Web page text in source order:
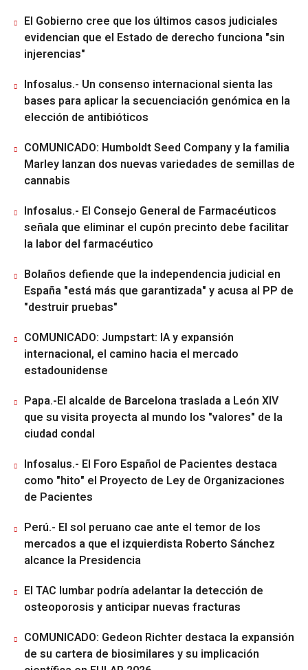
El Gobierno cree que los últimos casos judiciales
evidencian que el Estado de derecho funciona "sin
injerencias"
Infosalus.- Un consenso internacional sienta las
bases para aplicar la secuenciación genómica en la
elección de antibióticos
COMUNICADO: Humboldt Seed Company y la familia
Marley lanzan dos nuevas variedades de semillas de
cannabis
Infosalus.- El Consejo General de Farmacéuticos
señala que eliminar el cupón precinto debe facilitar
la labor del farmacéutico
Bolaños defiende que la independencia judicial en
España "está más que garantizada" y acusa al PP de
"destruir pruebas"
COMUNICADO: Jumpstart: IA y expansión
internacional, el camino hacia el mercado
estadounidense
Papa.-El alcalde de Barcelona traslada a León XIV
que su visita proyecta al mundo los "valores" de la
ciudad condal
Infosalus.- El Foro Español de Pacientes destaca
como "hito" el Proyecto de Ley de Organizaciones
de Pacientes
Perú.- El sol peruano cae ante el temor de los
mercados a que el izquierdista Roberto Sánchez
alcance la Presidencia
El TAC lumbar podría adelantar la detección de
osteoporosis y anticipar nuevas fracturas
COMUNICADO: Gedeon Richter destaca la expansión
de su cartera de biosimilares y su implicación